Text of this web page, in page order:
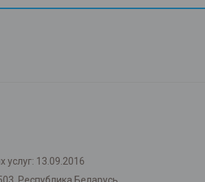
13.09.2016